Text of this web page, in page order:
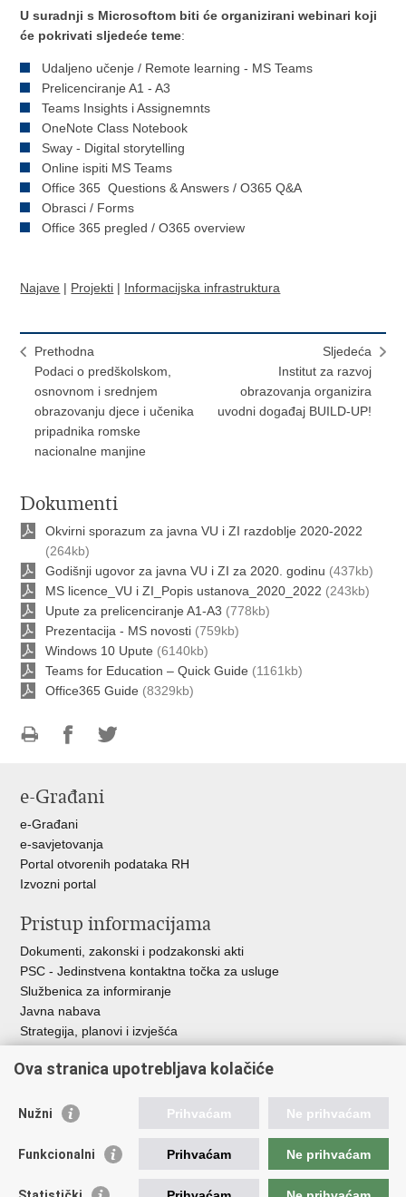
U suradnji s Microsoftom biti će organizirani webinari koji
će pokrivati sljedeće teme:
Udaljeno učenje / Remote learning - MS Teams
Prelicenciranje A1 - A3
Teams Insights i Assignemnts
OneNote Class Notebook
Sway - Digital storytelling
Online ispiti MS Teams
Office 365 Questions & Answers / O365 Q&A
Obrasci / Forms
Office 365 pregled / O365 overview
Najave | Projekti | Informacijska infrastruktura
Prethodna
Podaci o predškolskom,
osnovnom i srednjem
obrazovanju djece i učenika
pripadnika romske
nacionalne manjine
Sljedeća
Institut za razvoj
obrazovanja organizira
uvodni događaj BUILD-UP!
Dokumenti
Okvirni sporazum za javna VU i ZI razdoblje 2020-2022
(264kb)
Godišnji ugovor za javna VU i ZI za 2020. godinu (437kb)
MS licence_VU i ZI_Popis ustanova_2020_2022 (243kb)
Upute za prelicenciranje A1-A3 (778kb)
Prezentacija - MS novosti (759kb)
Windows 10 Upute (6140kb)
Teams for Education – Quick Guide (1161kb)
Office365 Guide (8329kb)
FacebookuTwitteru
e-Građani
e-Građani
e-savjetovanja
Portal otvorenih podataka RH
Izvozni portal
Pristup informacijama
Dokumenti, zakonski i podzakonski akti
PSC - Jedinstvena kontaktna točka za usluge
Službenica za informiranje
Javna nabava
Strategija, planovi i izvješća
Korisne poveznice
Vlada RH
Ova stranica upotrebljava kolačiće
Nužni Prihvaćam Ne prihvaćam
Funkcionalni Prihvaćam Ne prihvaćam